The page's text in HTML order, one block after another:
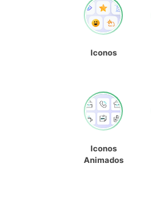
Iconos
Iconos
Animados